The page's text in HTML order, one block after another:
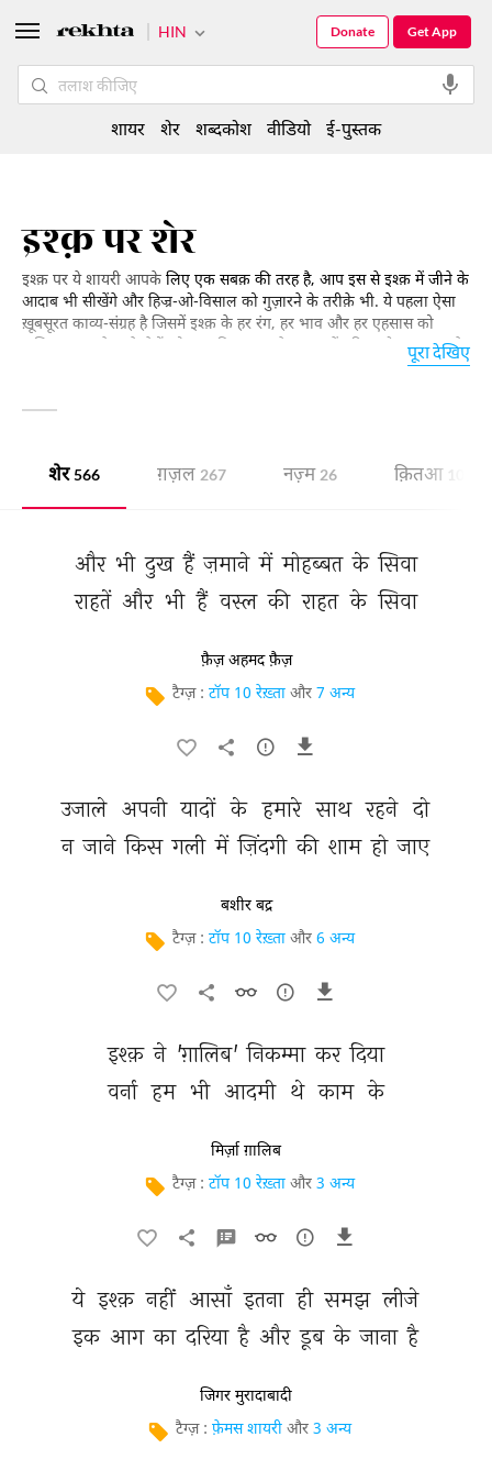
इश्क़ पर शेर
इश्क़ पर ये शायरी आपके लिए एक सबक़ की तरह है, आप इस से इश्क़ में जीने के
आदाब भी सीखेंगे और हिज्र-ओ-विसाल को गुज़ारने के तरीक़े भी. ये पहला ऐसा
ख़ूबसूरत काव्य-संग्रह है जिसमें इश्क़ के हर रंग, हर भाव और हर एहसास को
अभिव्यक्त करने वाले शेरों को जमा किया गया है.आप इन्हें पढ़िए और इश्क़ करने
पूरा देखिए
शेर 566 ग़ज़ल 267 नज़्म 26 क़ितआ 10
और भी दुख हैं ज़माने में मोहब्बत के सिवा
राहतें और भी हैं वस्ल की राहत के सिवा
फ़ैज़ अहमद फ़ैज़
टैग्ज़ : टॉप 10 रेख़्ता और 7 अन्य
उजाले अपनी यादों के हमारे साथ रहने दो
न जाने किस गली में ज़िंदगी की शाम हो जाए
बशीर बद्र
टैग्ज़ : टॉप 10 रेख़्ता और 6 अन्य
इश्क़ ने 'ग़ालिब' निकम्मा कर दिया
वर्ना हम भी आदमी थे काम के
मिर्ज़ा ग़ालिब
टैग्ज़ : टॉप 10 रेख़्ता और 3 अन्य
ये इश्क़ नहीं आसाँ इतना ही समझ लीजे
इक आग का दरिया है और डूब के जाना है
जिगर मुरादाबादी
टैग्ज़ : फ़ेमस शायरी और 3 अन्य
HIN Get App
Donate
शायर शेर शब्दकोश वीडियो ई-पुस्तक